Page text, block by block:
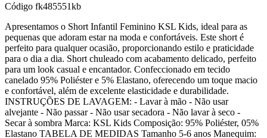
Código fk485551kb
Apresentamos o Short Infantil Feminino KSL Kids, ideal para as
pequenas que adoram estar na moda e confortáveis. Este short é
perfeito para qualquer ocasião, proporcionando estilo e praticidade
para o dia a dia. Short chuleado com acabamento delicado, perfeito
para um look casual e encantador. Confeccionado em tecido
canelado 95% Poliéster e 5% Elastano, oferecendo um toque macio
e confortável, além de excelente elasticidade e durabilidade.
INSTRUÇÕES DE LAVAGEM: - Lavar à mão - Não usar
alvejante - Não passar - Não usar secadora - Não lavar à seco -
Secar à sombra Marca: KSL Kids Composição: 95% Poliéster, 05%
Elastano TABELA DE MEDIDAS Tamanho 5-6 anos Manequim: